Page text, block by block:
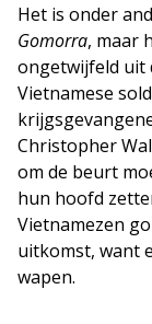
Het is onder
Gomorra, maar
ongetwijfeld uit
Vietnamese
Christopher
om de beurt
hun hoofd
Vietnamezen
uitkomst, want
wapen.